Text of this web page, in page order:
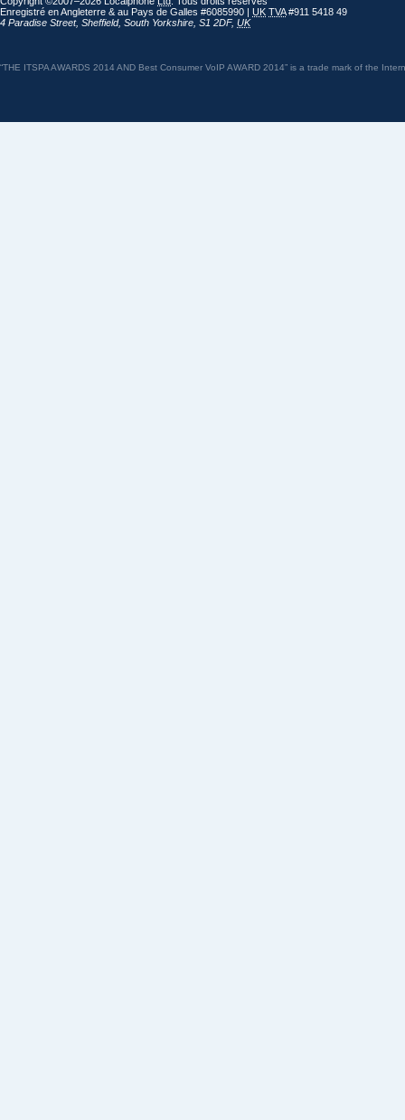
Enregistré en Angleterre & au Pays de Galles #6085990 | UK TVA#911 5418 49
4 Paradise Street, Sheffield, South Yorkshire S1 2DF, UK
“THE ITSPA AWARDS 2014 AND Best Consumer VoIP AWARD 2014” is a trade mark of the